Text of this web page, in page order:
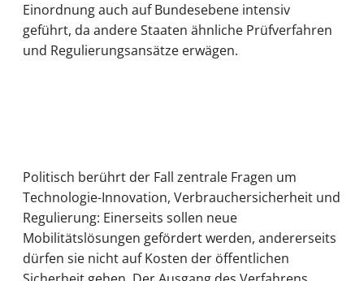
Einordnung auch auf Bundesebene intensiv
geführt, da andere Staaten ähnliche Prüfverfahren
und Regulierungsansätze erwägen.
Politisch berührt der Fall zentrale Fragen um
Technologie-Innovation, Verbrauchersicherheit und
Regulierung: Einerseits sollen neue
Mobilitätslösungen gefördert werden, andererseits
dürfen sie nicht auf Kosten der öffentlichen